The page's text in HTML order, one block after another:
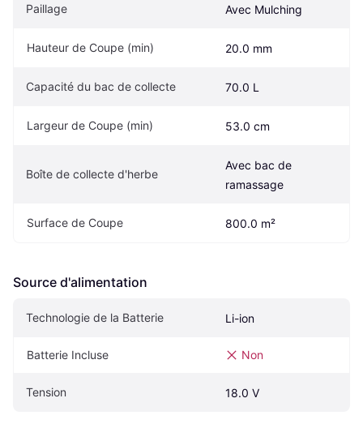
Paillage Avec Mulching
Hauteur de Coupe (min) 20.0 mm
Capacité du bac de collecte 70.0 L
Largeur de Coupe (min) 53.0 cm
Boîte de collecte d'herbe
Avec bac de
ramassage
Surface de Coupe 800.0 m²
Source d'alimentation
Technologie de la Batterie Li-ion
Batterie Incluse Non
Tension 18.0 V